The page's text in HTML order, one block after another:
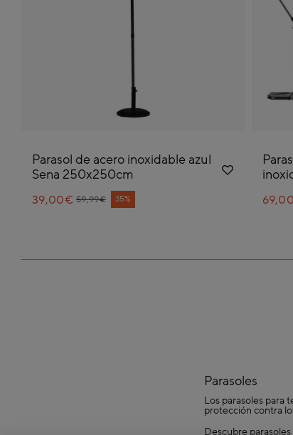
Parasol de acero inoxidable azul
Sena 250x250cm
Price reduced from
59,99€
to 35%
39,00€
Parasoles
Los parasoles para
protección contra
Descubre